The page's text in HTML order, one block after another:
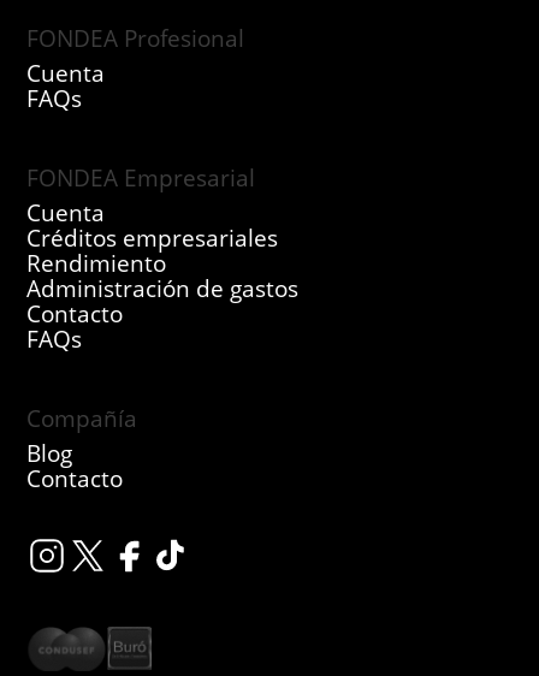
FONDEA Profesional
Cuenta
FAQs
FONDEA Empresarial
Cuenta
Créditos empresariales
Rendimiento
Administración de gastos
Contacto
FAQs
Compañía
Blog
Contacto